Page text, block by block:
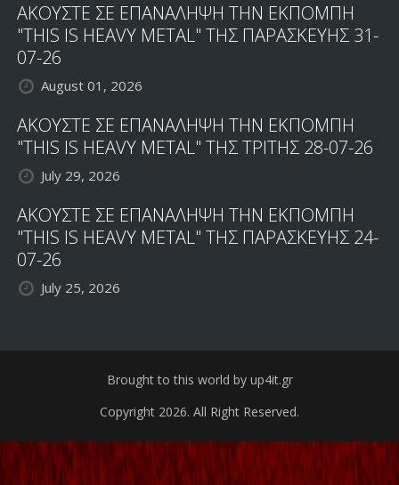
ΑΚΟΥΣΤΕ ΣΕ ΕΠΑΝΑΛΗΨΗ ΤΗΝ ΕΚΠΟΜΠΗ
"THIS IS HEAVY METAL" ΤΗΣ ΠΑΡΑΣΚΕΥΗΣ 31-
07-26
August 01, 2026
ΑΚΟΥΣΤΕ ΣΕ ΕΠΑΝΑΛΗΨΗ ΤΗΝ ΕΚΠΟΜΠΗ
"THIS IS HEAVY METAL" ΤΗΣ ΤΡΙΤΗΣ 28-07-26
July 29, 2026
ΑΚΟΥΣΤΕ ΣΕ ΕΠΑΝΑΛΗΨΗ ΤΗΝ ΕΚΠΟΜΠΗ
"THIS IS HEAVY METAL" ΤΗΣ ΠΑΡΑΣΚΕΥΗΣ 24-
07-26
July 25, 2026
Brought to this world by up4it.gr
Copyright 2026. All Right Reserved.